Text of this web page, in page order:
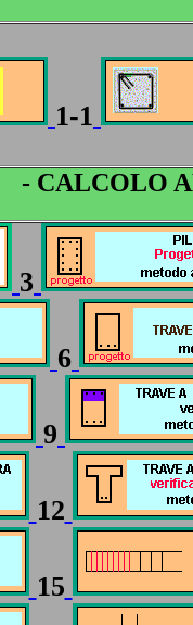
1-1
- CALCOLO
3
6
9
12
15